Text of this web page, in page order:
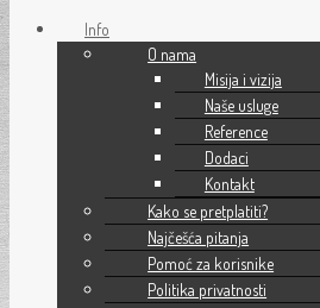
Preskoči na glavni sadržaj Preskoči na
Komentar Zakona o
dopunama Zakona o
nabavkama
Info
O nama
Misija i vizija
Naše usluge
Reference
Dodaci
Kontakt
Kako se pretplatiti?
Najčešća pitanja
Pomoć za korisnike
Politika privatnosti